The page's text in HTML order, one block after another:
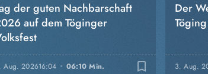
der guten Nachbarschaft
auf dem Töginger
Aug. 202616:04 06:10 Min. bookmark_border
Der
3. Aug.